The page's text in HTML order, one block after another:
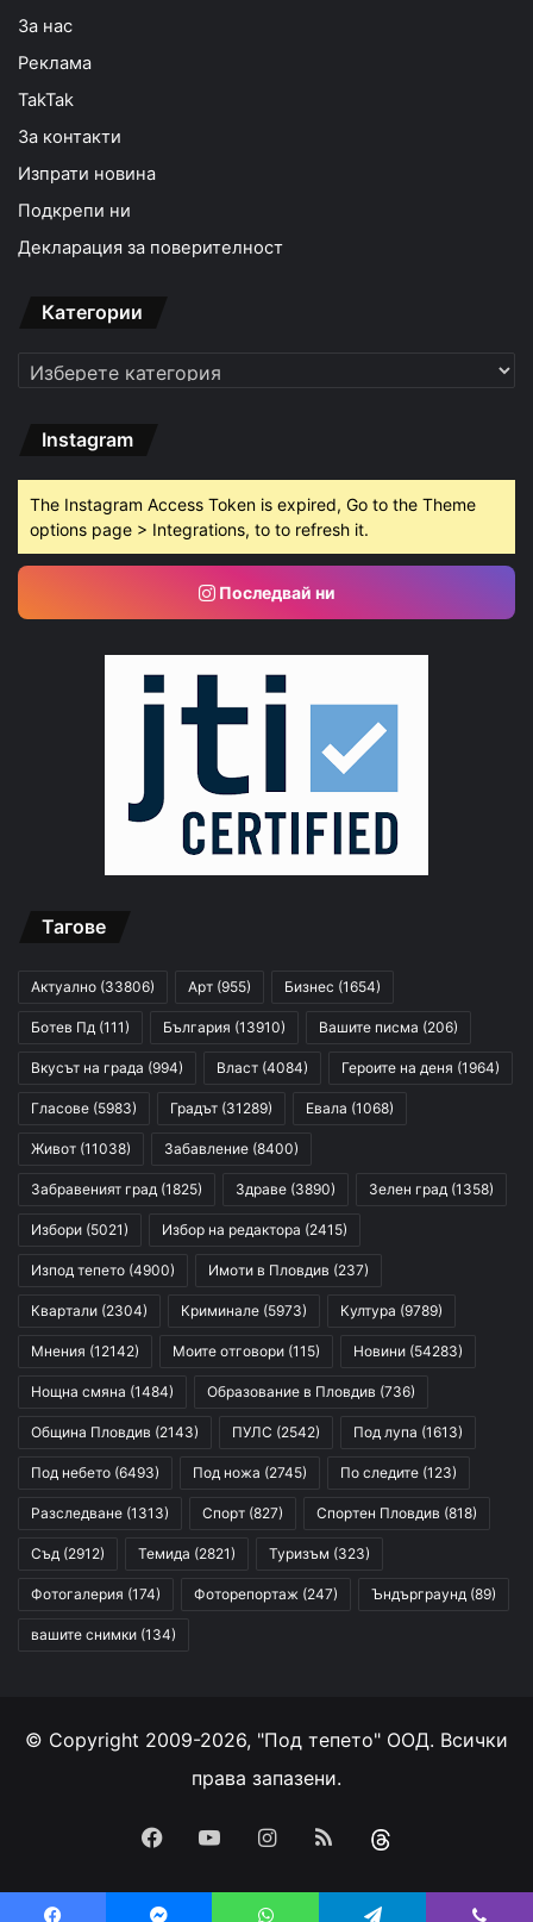
За нас
Реклама
TakTak
За контакти
Изпрати новина
Подкрепи ни
Декларация за поверителност
Категории
Категории
Instagram
The Instagram Access Token is expired, Go to the Theme
options page > Integrations, to to refresh it.
Последвай ни
Тагове
Актуално (33806) Арт (955) Бизнес (1654)
Ботев Пд (111) България (13910) Вашите писма (206)
Вкусът на града (994) Власт (4084) Героите на деня (1964)
Гласове (5983) Градът (31289) Евала (1068)
Живот (11038) Забавление (8400)
Забравеният град (1825) Здраве (3890) Зелен град (1358)
Избори (5021) Избор на редактора (2415)
Изпод тепето (4900) Имоти в Пловдив (237)
Квартали (2304) Криминале (5973) Култура (9789)
Мнения (12142) Моите отговори (115) Новини (54283)
Нощна смяна (1484) Образование в Пловдив (736)
Община Пловдив (2143) ПУЛС (2542) Под лупа (1613)
Под небето (6493) Под ножа (2745) По следите (123)
Разследване (1313) Спорт (827) Спортен Пловдив (818)
Съд (2912) Темида (2821) Туризъм (323)
Фотогалерия (174) Фоторепортаж (247) Ъндърграунд (89)
вашите снимки (134)
© Copyright 2009-2026, "Под тепето" ООД. Всички
права запазени.
FacebookYouTubeInstagram
RSS